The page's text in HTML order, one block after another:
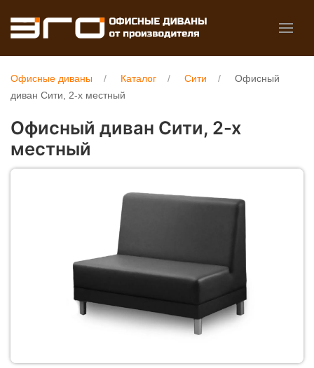
Офисные диваны Каталог Сити
Офисный
диван Сити, 2-х местный
Офисный диван Сити, 2-х
местный